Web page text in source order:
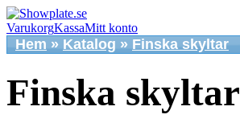
VarukorgKassaMitt konto
Hem » Katalog » Finska skyltar
Finska skyltar